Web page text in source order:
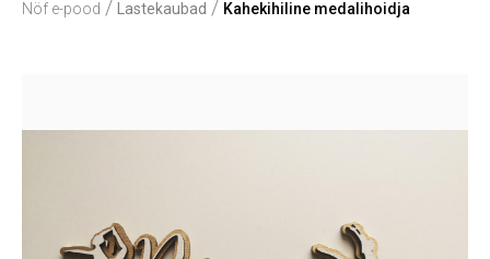
Nöf e-pood / Lastekaubad / Kahekihiline medalihoidja